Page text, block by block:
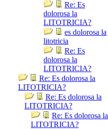
Re: Es
dolorosa la
LITOTRICIA?
es dolorosa la
litotricia
Re: Es
dolorosa la
LITOTRICIA?
Re: Es dolorosa la
LITOTRICIA?
Re: Es dolorosa la
LITOTRICIA?
Re: Es dolorosa la
LITOTRICIA?